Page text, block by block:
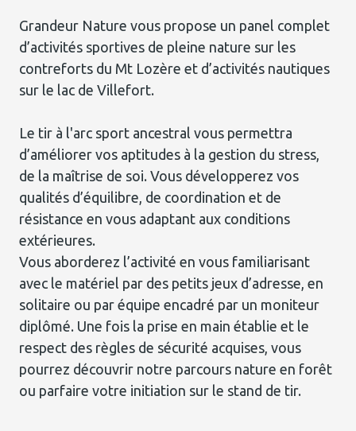
Grandeur Nature vous propose un panel complet
d’activités sportives de pleine nature sur les
contreforts du Mt Lozère et d’activités nautiques
sur le lac de Villefort.
Le tir à l'arc sport ancestral vous permettra
d’améliorer vos aptitudes à la gestion du stress,
de la maîtrise de soi. Vous développerez vos
qualités d’équilibre, de coordination et de
résistance en vous adaptant aux conditions
extérieures.
Vous aborderez l’activité en vous familiarisant
avec le matériel par des petits jeux d’adresse, en
solitaire ou par équipe encadré par un moniteur
diplômé. Une fois la prise en main établie et le
respect des règles de sécurité acquises, vous
pourrez découvrir notre parcours nature en forêt
ou parfaire votre initiation sur le stand de tir.